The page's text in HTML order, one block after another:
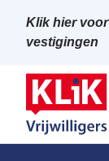
Klik hier
vestigingen